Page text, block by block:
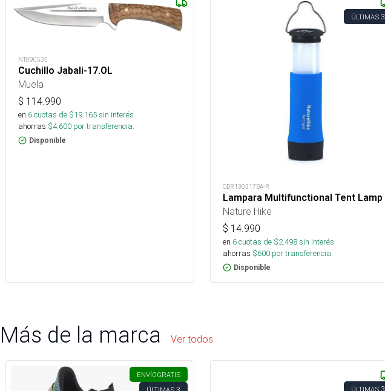
NT090535
Cuchillo Jabali-17.OL
Muela
$ 114.990
en 6cuotas de $19.165sin interés
ahorras $4.600 por transferencia.
Disponible
ÚLTIMAS 3
ODR130317BA-R
Lampara Multifunctional Tent Lamp
Nature Hike
$ 14.990
en 6cuotas de $2.498sin interés
ahorras $600 por transferencia.
Disponible
Más de la marca Ver todos
ENVÍOGRATIS
3